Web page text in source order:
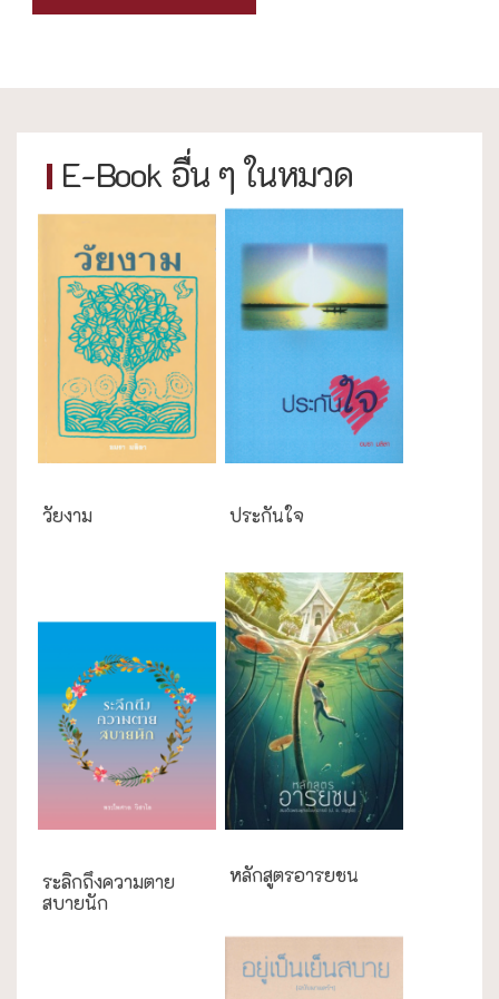
E-Book อื่น ๆ ในหมวด
วัยงาม
ประกันใจ
ระลิกถึงความตาย
สบายนัก
หลักสูตรอารยชน